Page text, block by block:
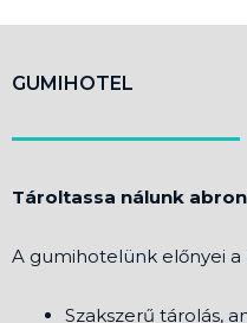
GUMIHOTEL
Tároltassa nálunk
A gumihotelünk előnyei a
Szakszerű tárolás,